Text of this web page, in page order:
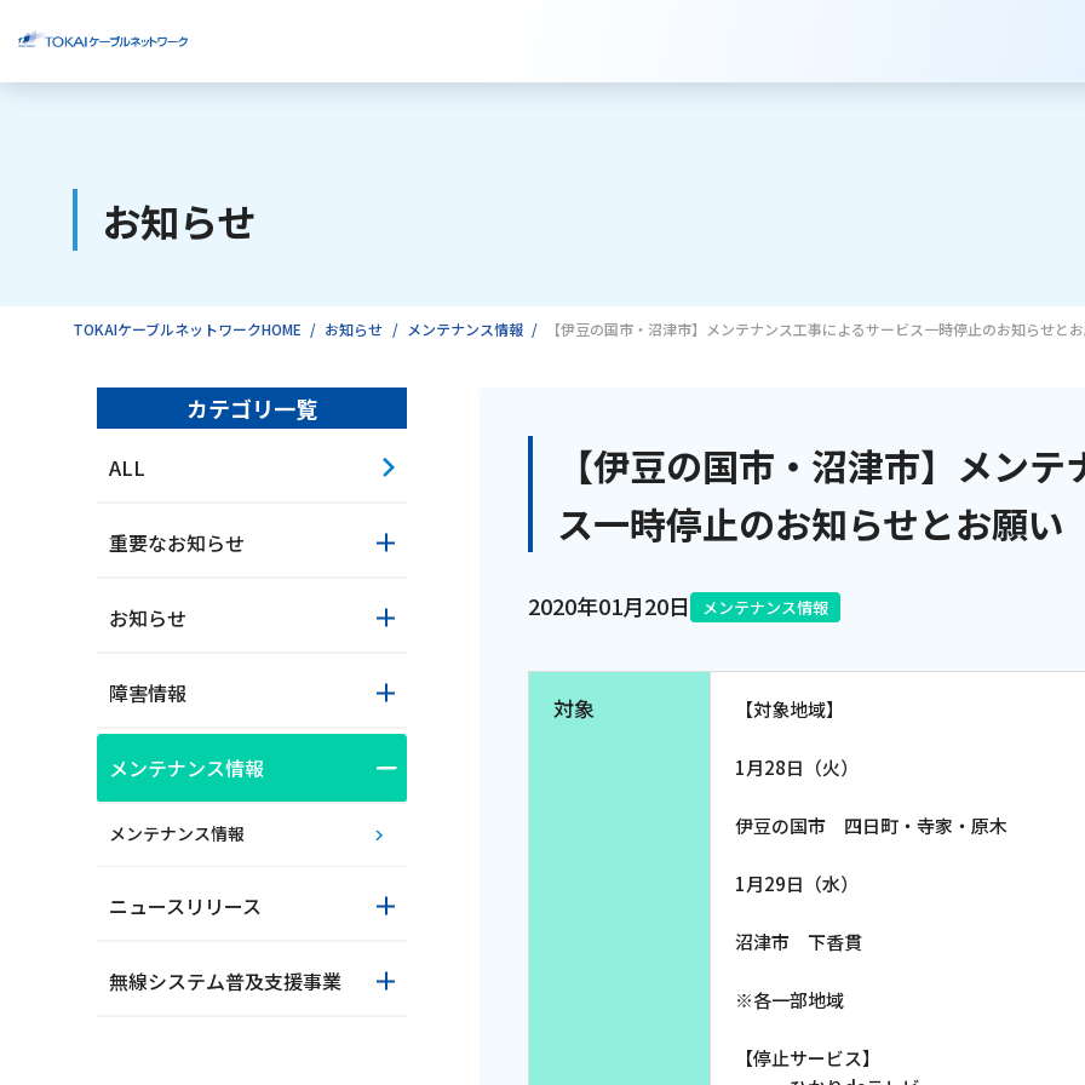
ご利用中のお客様
サービスのご案内
テレビ
電話
動画配信
おトクな情報
お知らせ
TOKAIケーブルネットワークHOME お知らせ メンテナンス情報 【伊豆の国市・沼津市】メンテナンス工事によるサービス一時停止のお知らせと
カテゴリ一覧
ALL
重要なお知らせ
お知らせ
障害情報
メンテナンス情報
メンテナンス情報
ニュースリリース
無線システム普及支援事業
【伊豆の国市・沼津市】メン
ス一時停止のお知らせとお願い
2020年01月20日 メンテナンス情報
対象 【対象地域】
1月28日（火）
伊豆の国市 四日町・寺家・原木
1月29日（水）
沼津市 下香貫
※各一部地域
【停止サービス】